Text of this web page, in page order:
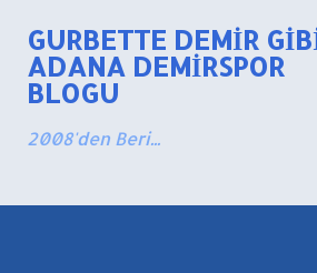
Ana içeriğe atla
GURBETTE DEMIR
ADANA DEMIRSPOR
BLOGU
2008'den Beri...